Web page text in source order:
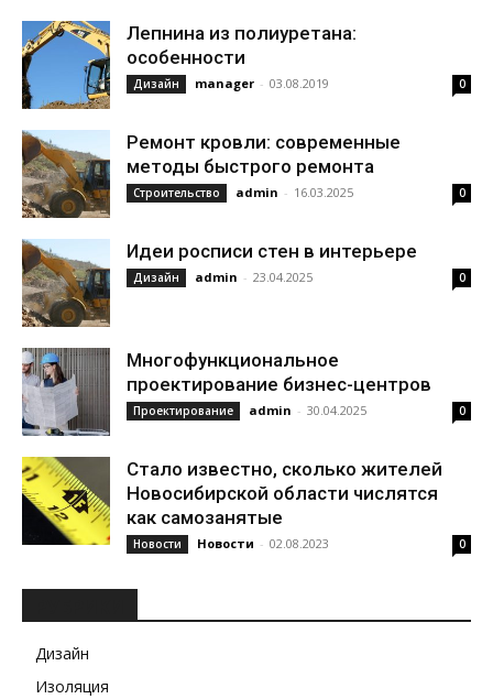
Лепнина из полиуретана:
особенности
Дизайн manager - 03.08.2019 0
Ремонт кровли: современные
методы быстрого ремонта
Строительство admin - 16.03.2025 0
Идеи росписи стен в интерьере
Дизайн admin - 23.04.2025 0
Многофункциональное
проектирование бизнес-центров
Проектирование admin - 30.04.2025 0
Стало известно, сколько жителей
Новосибирской области числятся
как самозанятые
Новости Новости - 02.08.2023 0
Дизайн
Изоляция